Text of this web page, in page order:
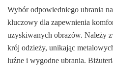
Wybór odpowiedniego ubrania
kluczowy dla zapewnienia
uzyskiwanych obrazów. Należy
krój odzieży, unikając
luźne i wygodne ubrania.